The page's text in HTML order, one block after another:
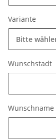
Variante
Bitte
Wunschstadt
Wunschname